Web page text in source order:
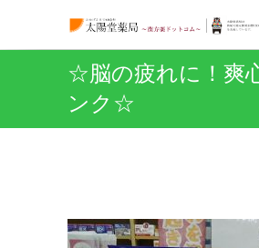
☆脳の疲れに！爽
ンク☆